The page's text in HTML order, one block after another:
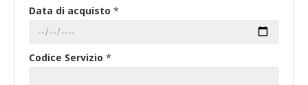
Data di acquisto *
Codice Servizio *